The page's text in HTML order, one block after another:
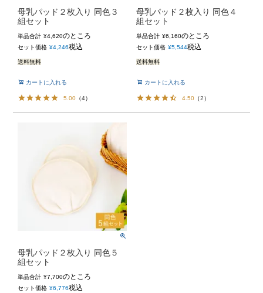
母乳パッド２枚入り 同色３
組セット
単品合計 ¥4,620のところ
セット価格 ¥4,246税込
送料無料
カートに入れる
5.00 （4）
母乳パッド２枚入り 同色４
組セット
単品合計 ¥6,160のところ
セット価格 ¥5,544税込
送料無料
カートに入れる
4.50 （2）
母乳パッド２枚入り 同色５
組セット
単品合計 ¥7,700のところ
セット価格 ¥6,776税込